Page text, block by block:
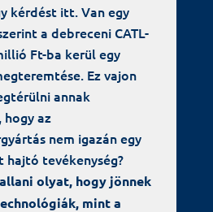
kérdést itt. Van egy
a debreceni CATL-
Ft-ba kerül egy
Ez vajon
annak
hogy az
nem igazán egy
tevékenység?
olyat, hogy jönnek
mint a